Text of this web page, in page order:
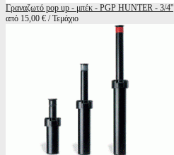
Γραναζωτό pop up - μπέκ - PGP HUNTER - 3/4''
από 15,00 € / Τεμάχιο